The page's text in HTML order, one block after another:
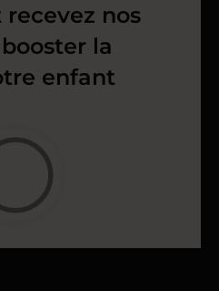
recevez nos
la
enfant